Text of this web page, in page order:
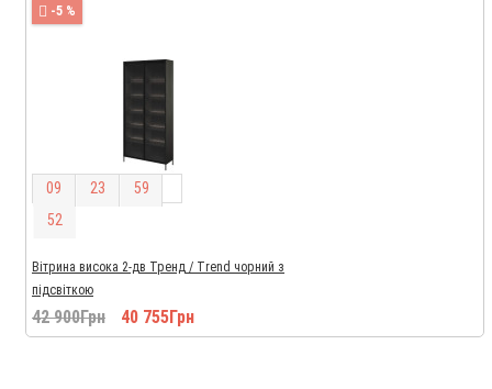
-5 %
09 23 59
51
Вітрина висока 2-дв Тренд / Trend чорний з
підсвіткою
42 900Грн 40 755Грн